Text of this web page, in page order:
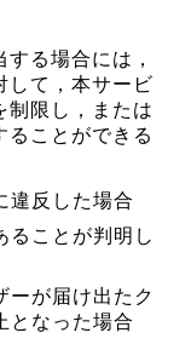
る場合には，
して，本サービ
制限し，または
ることができる
違反した場合
ることが判明し
ーが届け出たク
となった場合